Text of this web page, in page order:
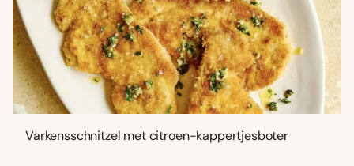
Varkensschnitzel met citroen-kappertjesboter